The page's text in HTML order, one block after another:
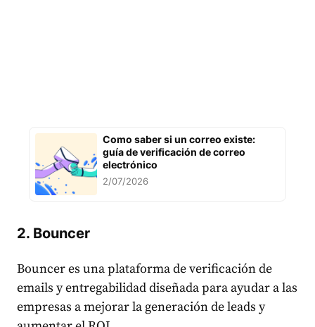
Como saber si un correo existe:
guía de verificación de correo
electrónico
2/07/2026
2. Bouncer
Bouncer es una plataforma de verificación de
emails y entregabilidad diseñada para ayudar a las
empresas a mejorar la generación de leads y